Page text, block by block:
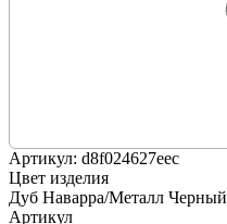
Артикул: d8f024627eec
Цвет изделия
Дуб Наварра/Металл Черный
Артикул